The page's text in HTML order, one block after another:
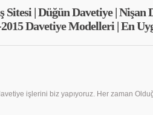
| Düğün Davetiye | Nişan
Davetiye Modelleri | En
işlerini biz yapıyoruz. Her zaman